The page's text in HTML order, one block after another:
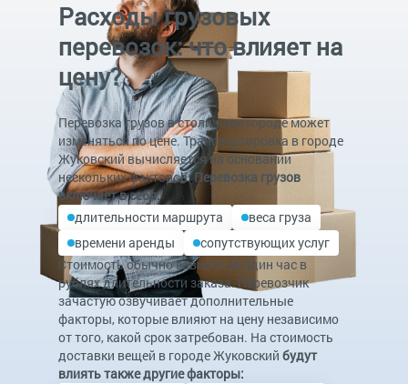
Расходы грузовых
перевозок: что влияет на
цену?
Перевозка грузов в столичном городе может
изменяться по цене. Транспортировка в городе
Жуковский вычисляется на основании
нескольких факторов.Перевозка грузов
включает в себя:
длительности маршрута
веса груза
времени аренды
сопутствующих услуг
Стоимость обычно зависит за один час в
рублях длительности заказа. Перевозчик
зачастую озвучивает дополнительные
факторы, которые влияют на цену независимо
от того, какой срок затребован. На стоимость
доставки вещей в городе Жуковский будут
влиять также другие факторы: